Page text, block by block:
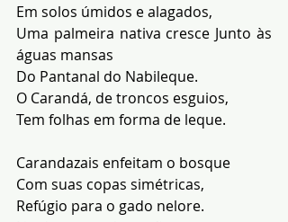
Em solos úmidos e alagados,
Uma palmeira nativa cresce Junto às
águas mansas
Do Pantanal do Nabileque.
O Carandá, de troncos esguios,
Tem folhas em forma de leque.
Carandazais enfeitam o bosque
Com suas copas simétricas,
Refúgio para o gado nelore.